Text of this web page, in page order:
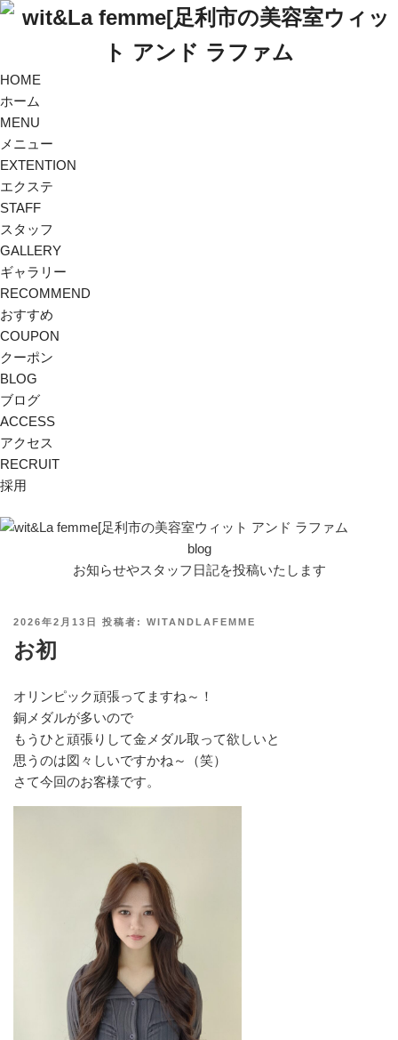
HOME
ホーム
MENU
メニュー
EXTENTION
エクステ
STAFF
スタッフ
GALLERY
ギャラリー
RECOMMEND
おすすめ
COUPON
クーポン
BLOG
ブログ
ACCESS
アクセス
RECRUIT
採用
blog
お知らせやスタッフ日記を投稿いたします
投
日:
2026年2月13日 投稿者: WITANDLAFEMME
お初
オリンピック頑張ってますね～！
銅メダルが多いので
もうひと頑張りして金メダル取って欲しいと
思うのは図々しいですかね～（笑）
さて今回のお客様です。